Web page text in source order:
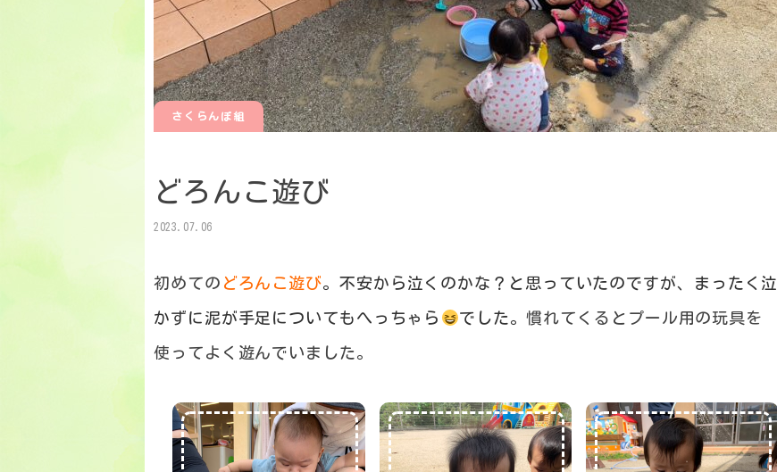
さくらんぼ組
どろんこ遊び
2023.07.06
初めての どろんこ遊び。不安から泣くのかな？と思っていたのですが、まったく泣
かずに泥が手足についてもへっちゃら でした。慣れてくるとプール用の玩具を
使ってよく遊んでいました。